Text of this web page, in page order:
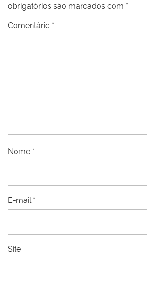
obrigatórios são marcados com *
Comentário *
Nome *
E-mail *
Site